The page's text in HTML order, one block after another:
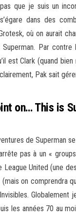
que je suis un
dans des
où on aurait
Par
est Clark (quand
Pak sait
on… This is
de Superman
pas à un «
League United
on comprendra
Globalement
les années 70 au